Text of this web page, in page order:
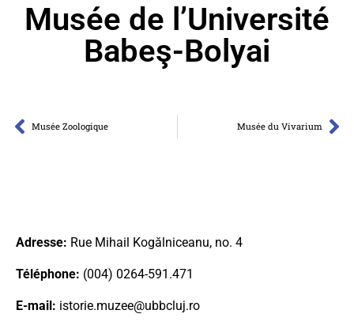
Musée de l’Université
Babeş-Bolyai
Musée Zoologique Musée du Vivarium
Adresse: Rue Mihail Kogălniceanu, no. 4
Téléphone: (004) 0264-591.471
E-mail: istorie.muzee@ubbcluj.ro